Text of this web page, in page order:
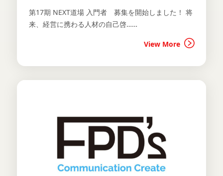
第17期 NEXT道場 入門者 募集を開始しました！ 将
来、経営に携わる人材の自己啓……
View More